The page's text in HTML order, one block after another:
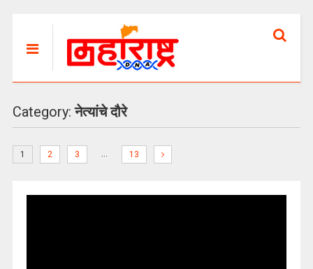
Category:नेत्यांचे दौरे
1 2 3 … 13